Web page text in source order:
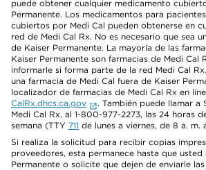
puede obtener cualquier medicamento
Permanente. Los medicamentos para
cubiertos por Medi Cal pueden obtenerse en
red de Medi Cal Rx. No es necesario que sea
de Kaiser Permanente. La mayoría de las
Kaiser Permanente son farmacias de Medi Cal
informarle si forma parte de la red Medi Cal
una farmacia de Medi Cal fuera de Kaiser
localizador de farmacias de Medi Cal Rx en
CalRx.dhcs.ca.gov
. También puede llamar a
Medi Cal Rx, al 1-800-977-2273, las 24 horas
semana (TTY 711 de lunes a viernes, de 8 a. m.
Si realiza la solicitud para recibir copias
proveedores, esta permanece hasta que usted
Permanente o solicite que dejen de enviarle